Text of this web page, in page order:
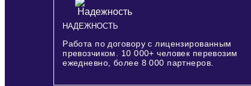
НАДЕЖНОСТЬ
Работа по договору с лицензированным
превозчиком. 10 000+ человек перевозим
ежедневно, более 8 000 партнеров.